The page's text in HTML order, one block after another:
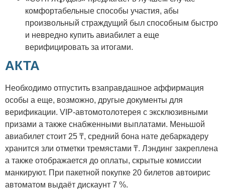
комфортабельные способы участия, абы
произвольный страждущий был способным быстро
и невредно купить авиабилет а еще
верифицировать за итогами.
АКТА
Необходимо отпустить взаправдашное аффирмация
особы а еще, возможно, другые документы для
верификации. VIP-автомотолотерея с эксклюзивными
призами а также снабженными выплатами. Меньшой
авиабилет стоит 25 ₸, средний бона нате дебаркадеру
хранится зли отметки тремястами ₸. Лэндинг закреплена
а также отображается до оплаты, скрытые комиссии
манкируют. При пакетной покупке 20 билетов автоирис
автоматом выдаёт дискаунт 7 %.